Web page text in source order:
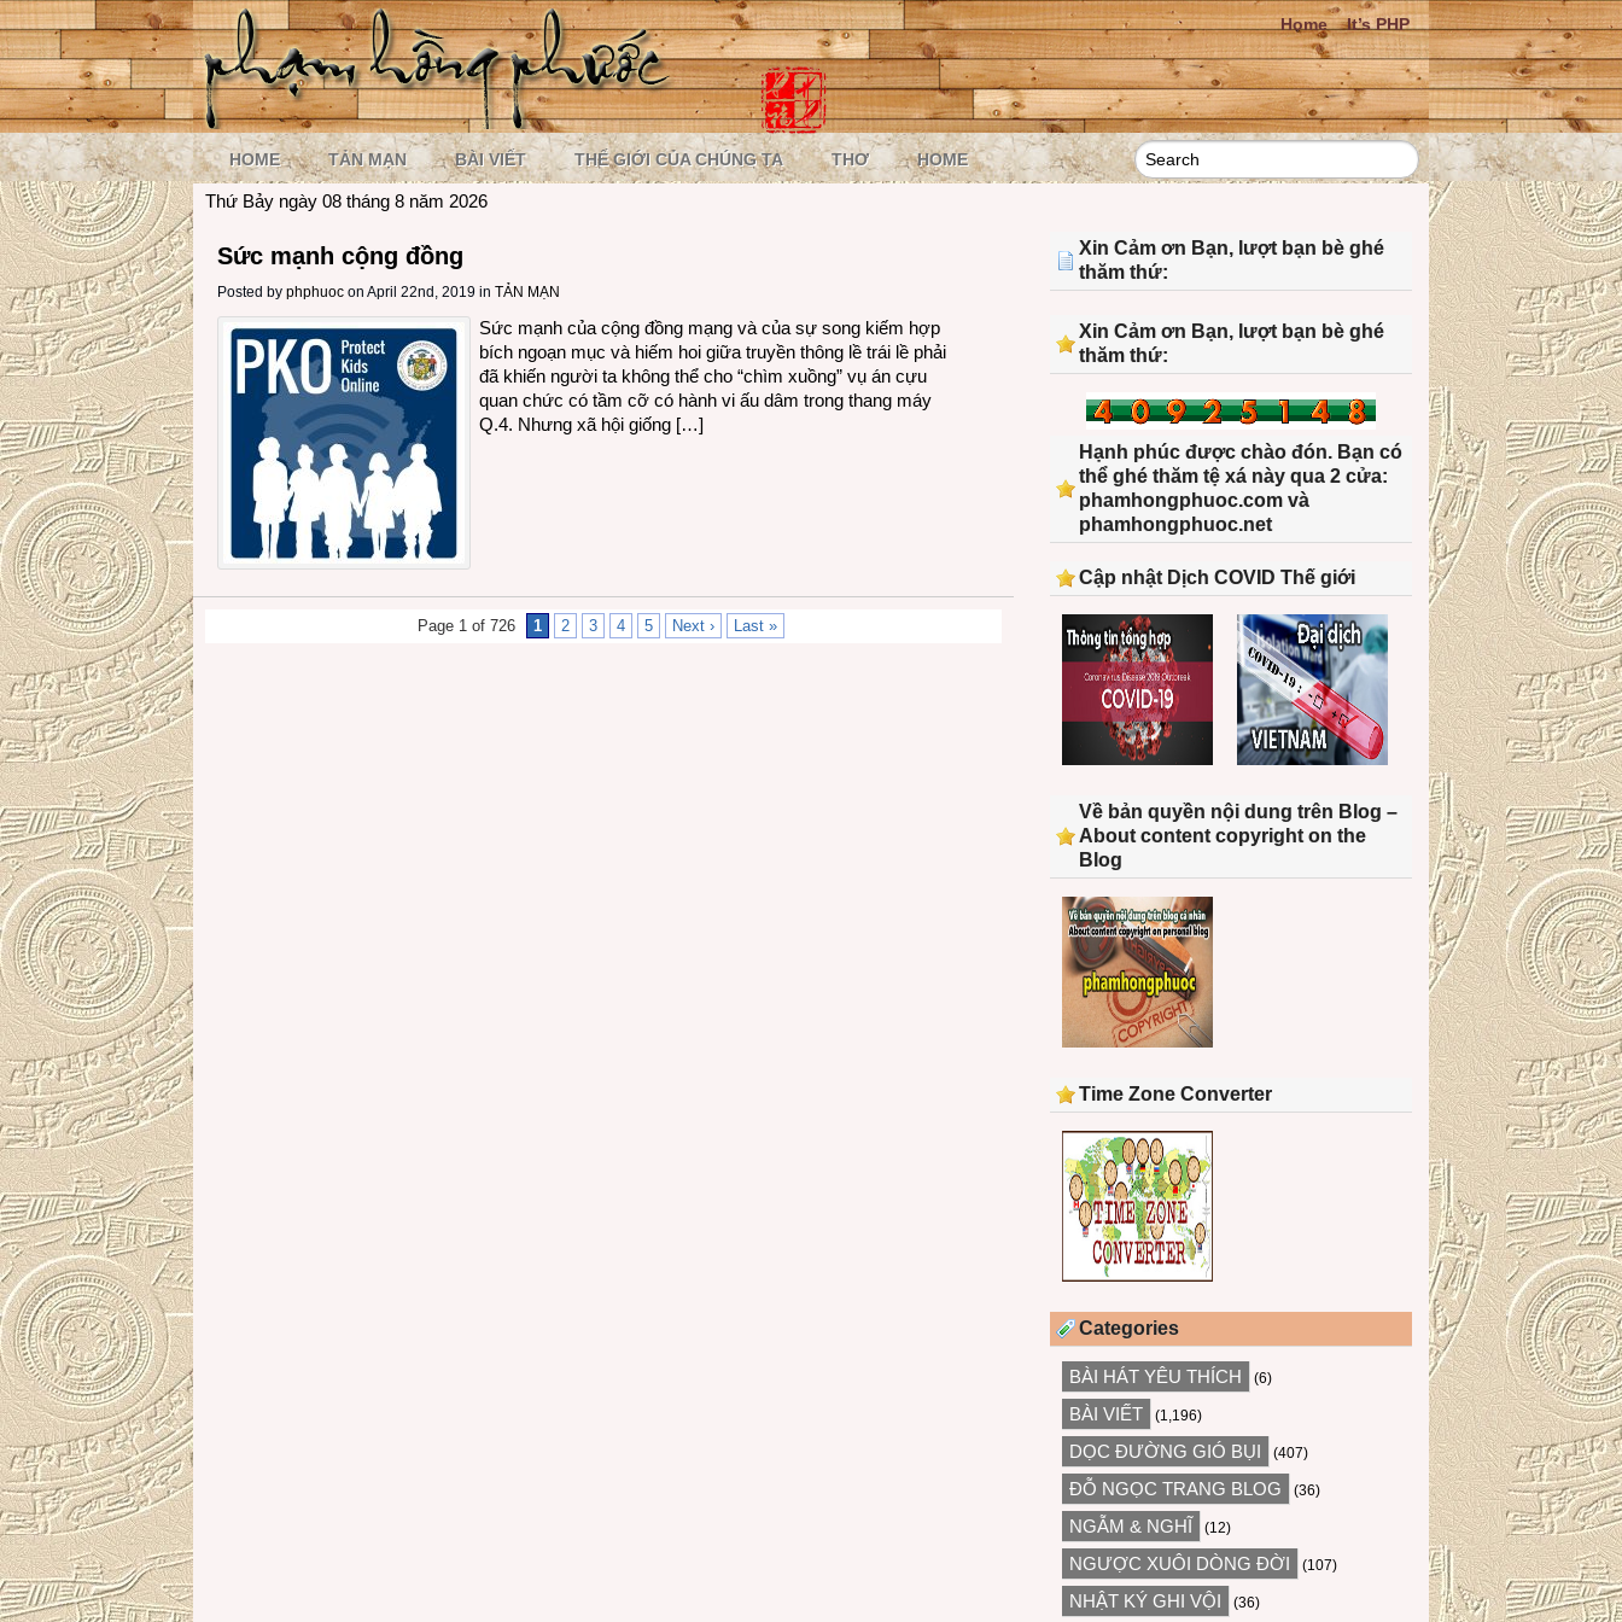
Home It’s PHP
HOME TẢN MẠN BÀI VIẾT THẾ GIỚI CỦA CHÚNG TA THƠ HOME
Thứ Bảy ngày 08 tháng 8 năm 2026
Sức mạnh cộng đồng
Posted by phphuoc on April 22nd, 2019 in TẢN MẠN
Sức mạnh của cộng đồng mạng và của sự song kiếm hợp
bích ngoạn mục và hiếm hoi giữa truyền thông lề trái lề phải
đã khiến người ta không thể cho “chìm xuồng” vụ án cựu
quan chức có tầm cỡ có hành vi ấu dâm trong thang máy
Q.4. Nhưng xã hội giống […]
Page 1 of 726 1 2 3 4 5 Next › Last »
Xin Cảm ơn Bạn, lượt bạn bè ghé
thăm thứ:
Xin Cảm ơn Bạn, lượt bạn bè ghé
thăm thứ:
Hạnh phúc được chào đón. Bạn có
thể ghé thăm tệ xá này qua 2 cửa:
phamhongphuoc.com và
phamhongphuoc.net
Cập nhật Dịch COVID Thế giới
Về bản quyền nội dung trên Blog –
About content copyright on the
Blog
Time Zone Converter
Categories
BÀI HÁT YÊU THÍCH (6)
BÀI VIẾT (1,196)
DỌC ĐƯỜNG GIÓ BỤI (407)
ĐỖ NGỌC TRANG BLOG (36)
NGẪM & NGHĨ (12)
NGƯỢC XUÔI DÒNG ĐỜI (107)
NHẬT KÝ GHI VỘI (36)